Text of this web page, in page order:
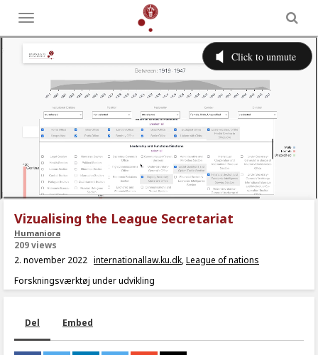
Toggle
menu
Vizualising the League Secretariat
Humaniora
209 views
2. november 2022 internationallaw.ku.dk,League of nations
Forskningsværktøj under udvikling
Del Embed